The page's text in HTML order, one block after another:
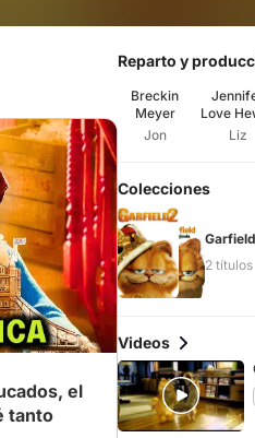
el
tanto
Reparto y
Breckin
Meyer
Jon
Love
Liz
Colecciones
2 títulos
Videos